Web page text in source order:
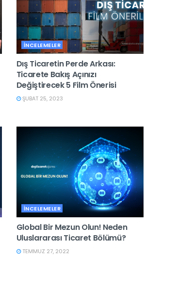
İNCELEMELER
Dış Ticaretin Perde Arkası:
Ticarete Bakış Açınızı
Değiştirecek 5 Film Önerisi
ŞUBAT 25, 2023
İNCELEMELER
Global Bir Mezun Olun! Neden
Uluslararası Ticaret Bölümü?
TEMMUZ 27, 2022